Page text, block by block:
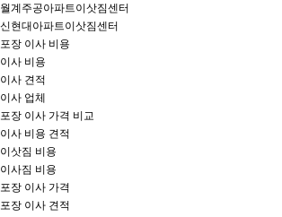
월계주공아파트이삿짐센터
신현대아파트이삿짐센터
포장 이사 비용
이사 비용
이사 견적
이사 업체
포장 이사 가격 비교
이사 비용 견적
이삿짐 비용
이사짐 비용
포장 이사 가격
포장 이사 견적